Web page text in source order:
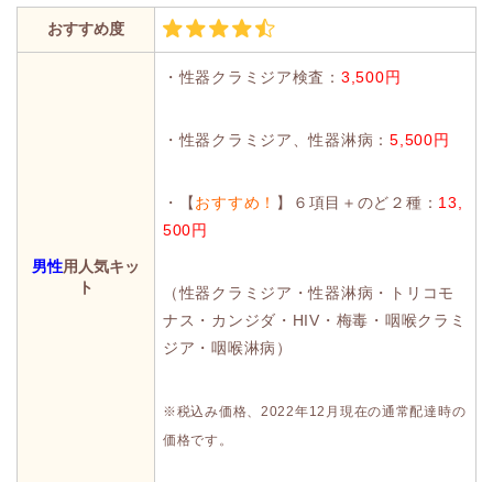
おすすめ度
男性用人気キッ
ト
・性器クラミジア検査： 3,500円
・性器クラミジア、性器淋病：5,500円
・【おすすめ！ 】６項目＋のど２種： 13,
500円
（性器クラミジア・性器淋病・トリコモ
ナス・カンジダ・HIV・梅毒・咽喉クラミ
ジア・咽喉淋病）
※税込み価格、2022年12月現在の通常配達時の
価格です。